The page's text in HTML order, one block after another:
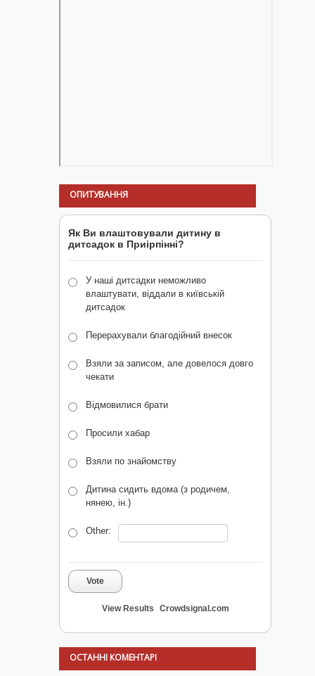
ОПИТУВАННЯ
Як Ви влаштовували дитину в
дитсадок в Приірпінні?
У наші дитсадки неможливо
влаштувати, віддали в київській
дитсадок
Перерахували благодійний внесок
Взяли за записом, але довелося довго
чекати
Відмовилися брати
Просили хабар
Взяли по знайомству
Дитина сидить вдома (з родичем,
нянею, ін.)
Other:
Vote
View Results Crowdsignal.com
ОСТАННІ КОМЕНТАРІ